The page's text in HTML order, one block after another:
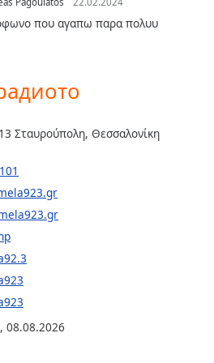
που αγαπω παρα πολυυ
Σταυρούπολη, Θεσσαλονίκη
, 08.08.2026